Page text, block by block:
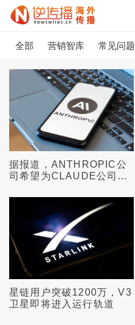
全部 营销智库 常见问题
据报道，ANTHROPIC公
司希望为CLAUDE公司制
星链用户突破1200万，V3
卫星即将进入运行轨道